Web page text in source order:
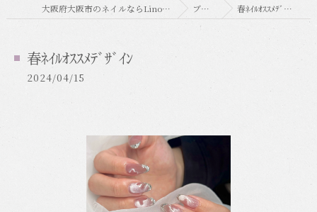
大阪府大阪市のネイルならLino nail ブログ 春ﾈｲﾙｵｽｽﾒﾃﾞｻﾞｲﾝ
春ﾈｲﾙｵｽｽﾒﾃﾞｻﾞｲﾝ
2024/04/15